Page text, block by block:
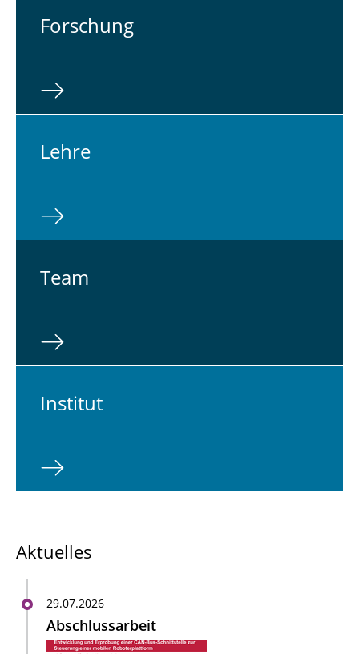
For­schung
Lehre
Team
In­sti­tut
Aktuelles
29.07.2026
Abschlussarbeit